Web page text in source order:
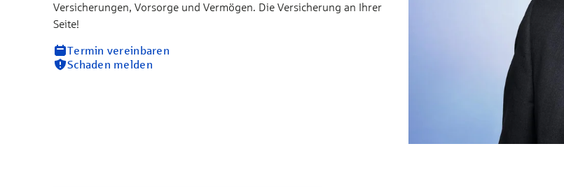
Versicherungen, Vorsorge und Vermögen. Die Versicherung an Ihrer
Seite!
Termin vereinbaren
Schaden melden